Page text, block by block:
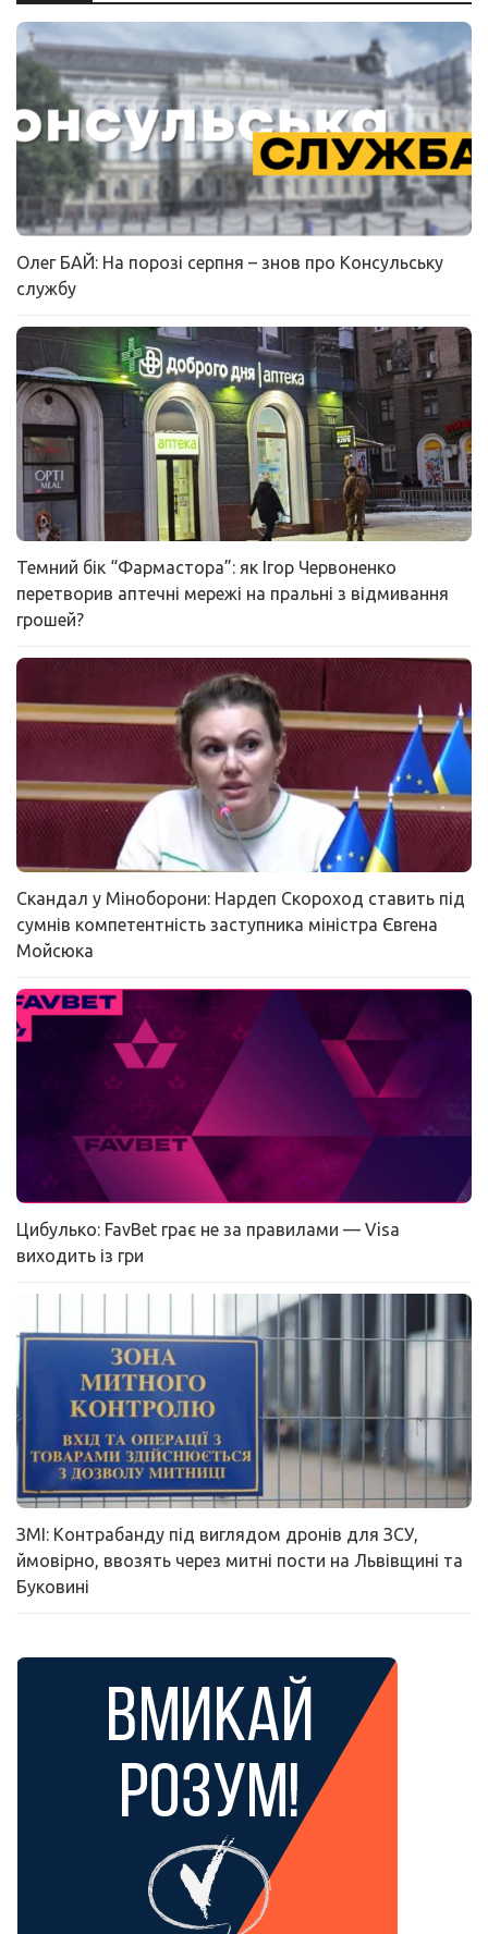
Олег БАЙ: На порозі серпня – знов про Консульську
службу
Темний бік “Фармастора”: як Ігор Червоненко
перетворив аптечні мережі на пральні з відмивання
грошей?
Скандал у Міноборони: Нардеп Скороход ставить під
сумнів компетентність заступника міністра Євгена
Мойсюка
Цибулько: FavBet грає не за правилами — Visa
виходить із гри
ЗМІ: Контрабанду під виглядом дронів для ЗСУ,
ймовірно, ввозять через митні пости на Львівщині та
Буковині